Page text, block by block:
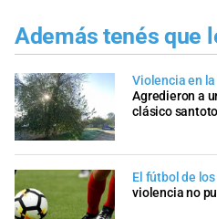
Además tenés que
Violencia en
Agredieron a
clásico
El fútbol de
violencia no